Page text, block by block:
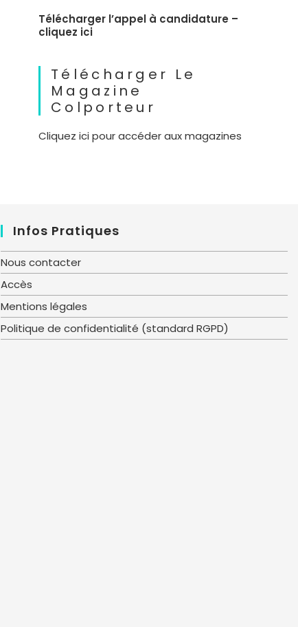
Télécharger l’appel à candidature –
cliquez ici
Télécharger Le
Magazine
Colporteur
Cliquez ici pour accéder aux magazines
Infos Pratiques
Nous contacter
Accès
Mentions légales
Politique de confidentialité (standard RGPD)